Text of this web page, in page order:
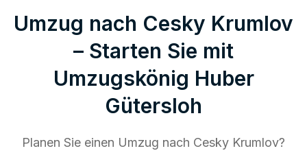
Umzug nach Cesky Krumlov
– Starten Sie mit
Umzugskönig Huber
Gütersloh
Planen Sie einen Umzug nach Cesky Krumlov?